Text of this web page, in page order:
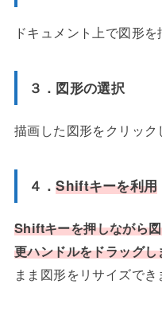
ドキュメント上で図形を
３．図形の選択
描画した図形をクリック
４．Shiftキーを利用
Shiftキーを押しながら
更ハンドルをドラッグし
まま図形をリサイズでき